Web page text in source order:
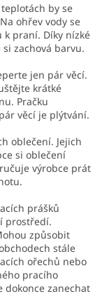
by se
ohřev vody se
praní. Díky nízké
zachová barvu.
jen pár věcí.
krátké
Pračku
věcí je plýtvání.
oblečení. Jejich
si oblečení
výrobce prát
prášků
prostředí.
způsobit
stále
ořechů nebo
pracího
zanechat